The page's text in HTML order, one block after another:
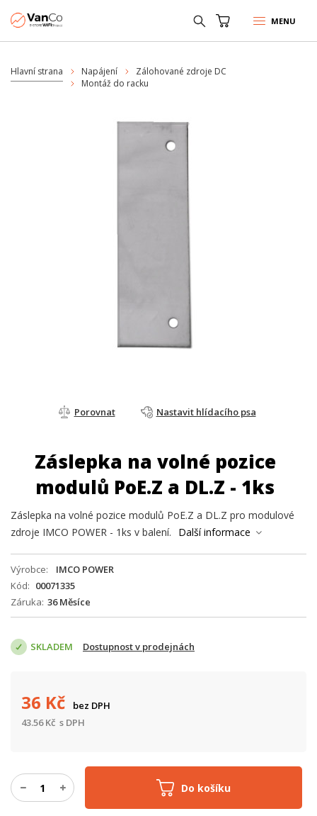
MENU
Hlavní strana Napájení
Zálohované zdroje DC
Montáž do racku
Porovnat Nastavit hlídacího psa
Záslepka na volné pozice
modulů PoE.Z a DL.Z - 1ks
Záslepka na volné pozice modulů PoE.Z a DL.Z pro modulové
zdroje IMCO POWER - 1ks v balení.
Další informace
Výrobce
IMCO POWER
Kód
00071335
Záruka 36 Měsíce
SKLADEM Dostupnost v prodejnách
Do košíku
36 Kč
bez DPH
43.56Kč s DPH